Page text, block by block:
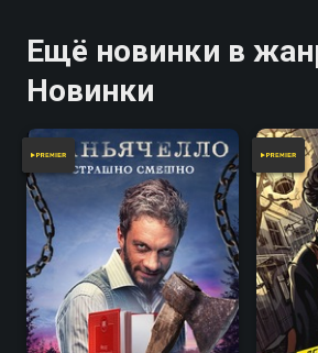
Ещё новинки в
Новинки